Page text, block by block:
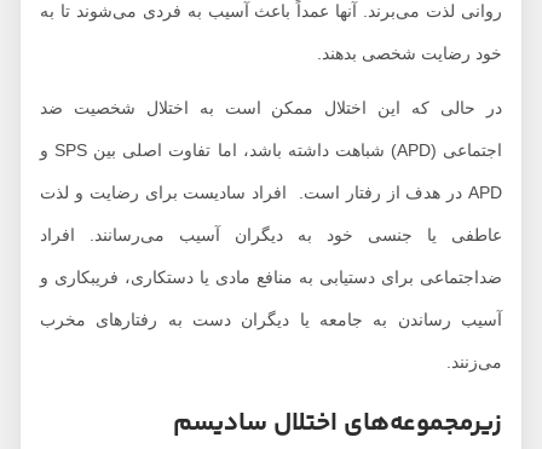
روانی لذت می‌برند. آنها عمداً باعث آسیب به فردی می‌شوند تا به
خود رضایت شخصی بدهند.
در حالی که این اختلال ممکن است به اختلال شخصیت ضد
اجتماعی (APD) شباهت داشته باشد، اما تفاوت اصلی بین SPS و
APD در هدف از رفتار است. افراد سادیست برای رضایت و لذت
عاطفی یا جنسی خود به دیگران آسیب می‌رسانند. افراد
ضداجتماعی برای دستیابی به منافع مادی یا دستکاری، فریبکاری و
آسیب رساندن به جامعه یا دیگران دست به رفتارهای مخرب
می‌زنند.
زیرمجموعه‌های اختلال سادیسم